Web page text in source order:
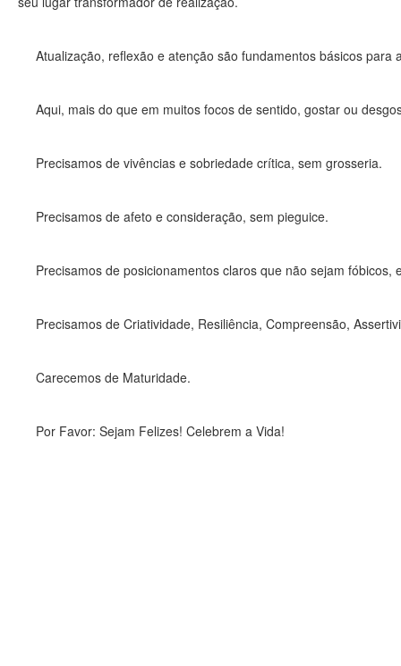
Atualização, reflexão e atenção são fundamentos básicos para
Aqui, mais do que em muitos focos de sentido, gostar ou
Precisamos de vivências e sobriedade crítica, sem grosseria.
Precisamos de afeto e consideração, sem pieguice.
Precisamos de posicionamentos claros que não sejam fóbicos,
Precisamos de Criatividade, Resiliência, Compreensão,
Carecemos de Maturidade.
Por Favor: Sejam Felizes! Celebrem a Vida!